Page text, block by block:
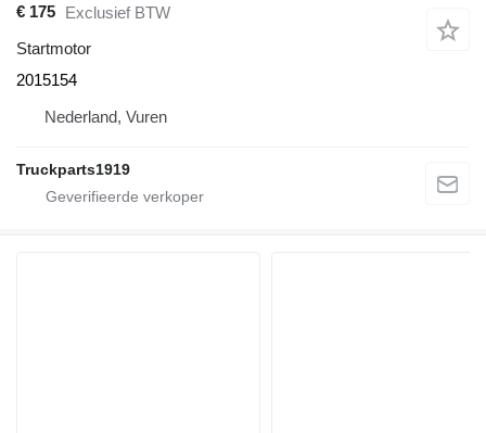
€ 175 Exclusief BTW
Startmotor
2015154
Nederland, Vuren
Truckparts1919